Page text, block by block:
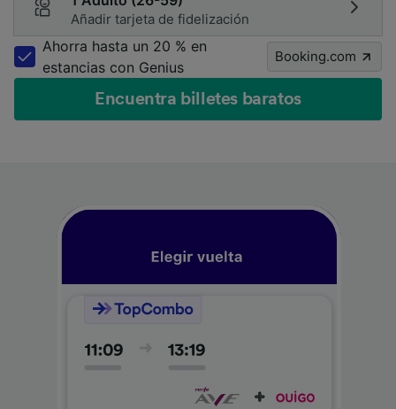
Añadir tarjeta de fidelización
Ahorra hasta un 20 % en
estancias con Genius
Booking.com
Encuentra billetes baratos